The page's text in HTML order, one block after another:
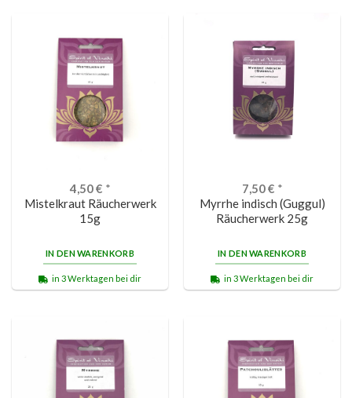
4,50€ *
Mistelkraut Räucherwerk
15g
IN DEN WARENKORB
in 3 Werktagen bei dir
7,50€ *
Myrrhe indisch (Guggul)
Räucherwerk 25g
IN DEN WARENKORB
in 3 Werktagen bei dir